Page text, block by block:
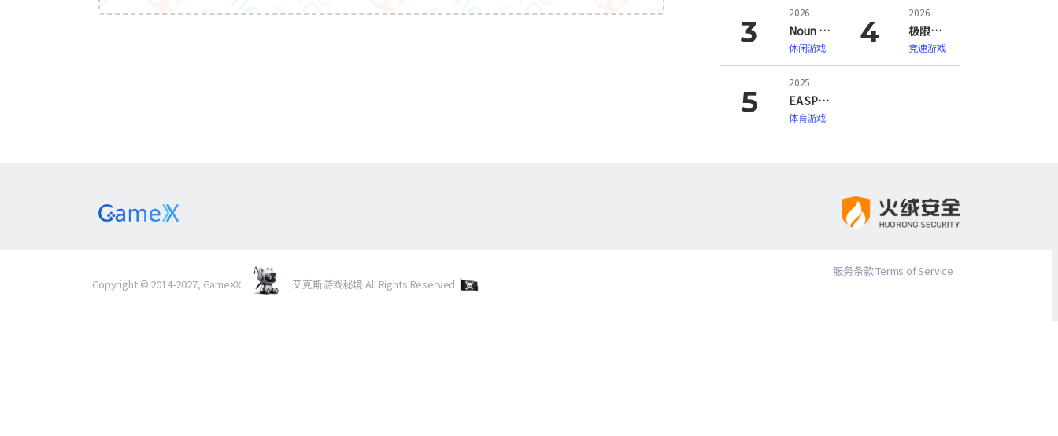
2026
Noun Town 语言学习（Noun Town Language Learning）
休闲游戏
2026
极限竞速：地平线6（Forza Horizon 6）
竞速游戏
2025
EA SPORTS FC 26
体育游戏
Copyright © 2014-2027, GameXX 艾克斯游戏秘境 All Rights Reserved
服务条款 Terms of Service